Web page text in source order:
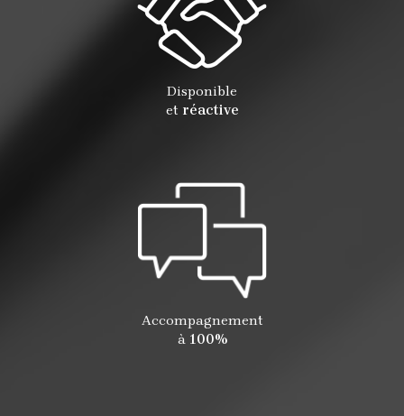
Disponible
et réactive
Accompagnement
à 100%